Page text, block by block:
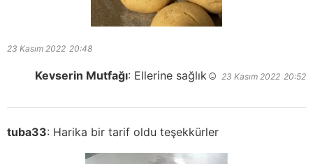
23 Kasım 2022 20:48
Kevserin Mutfağı: Ellerine sağlık☺️ 23 Kasım 2022 20:52
tuba33: Harika bir tarif oldu teşekkürler